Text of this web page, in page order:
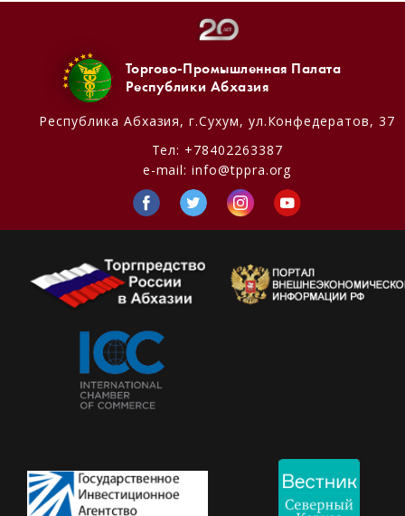
Торгово-Промышленная Палата
Республики Абхазия
Республика Абхазия, г.Сухум, ул.Конфедератов, 37
Тел: +78402263387
e-mail:info@tppra.org